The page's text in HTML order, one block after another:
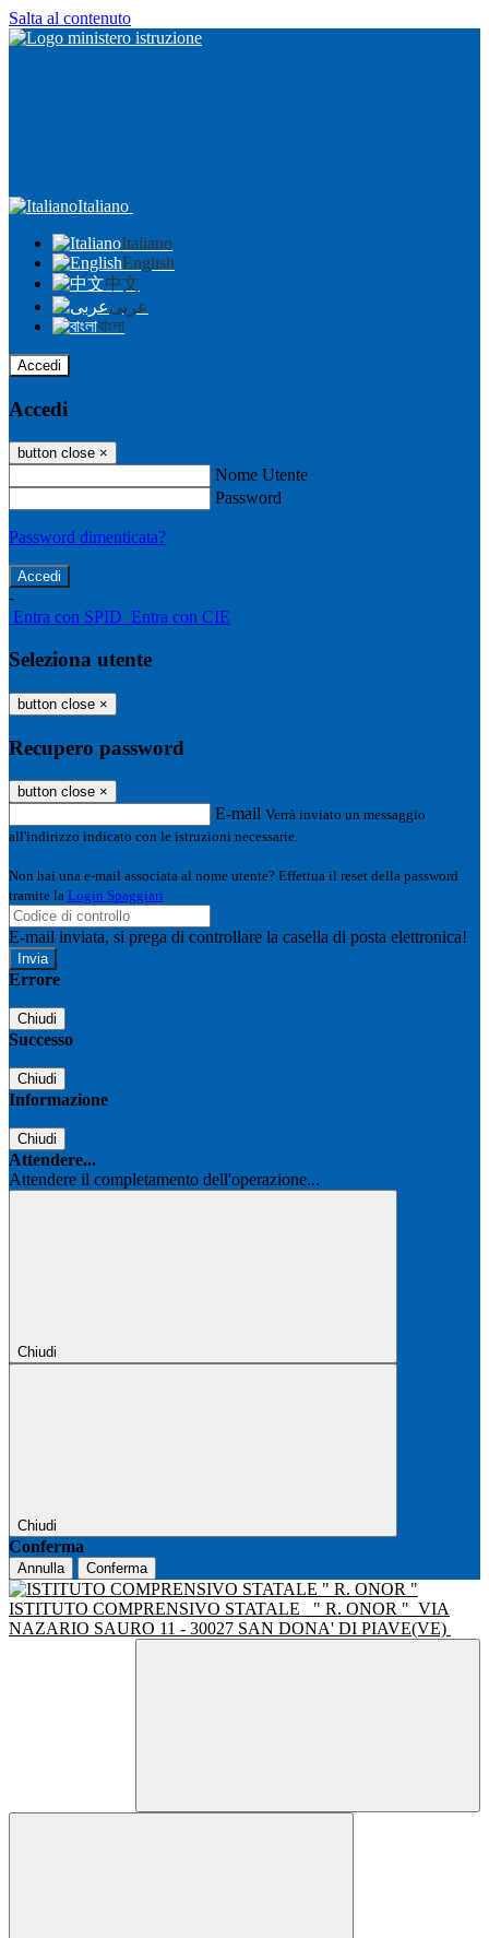
Salta al contenuto
Italiano
Italiano
English
中文
عربى
বাংলা
Accedi
Accedi
button close ×
Nome Utente
Password
Password dimenticata?
-
Entra con SPID Entra con CIE
Seleziona utente
button close ×
Recupero password
button close ×
E-mail Verrà inviato un messaggio
all'indirizzo indicato con le istruzioni necessarie.
Non hai una e-mail associata al nome utente? Effettua il reset della password
tramite la Login Spaggiari
E-mail inviata, si prega di controllare la casella di posta elettronica!
Errore
Chiudi
Successo
Chiudi
Informazione
Chiudi
Attendere...
Attendere il completamento dell'operazione...
Chiudi
Chiudi
Conferma
Annulla Conferma
ISTITUTO COMPRENSIVO STATALE " R. ONOR " VIA
NAZARIO SAURO 11 - 30027 SAN DONA' DI PIAVE(VE)